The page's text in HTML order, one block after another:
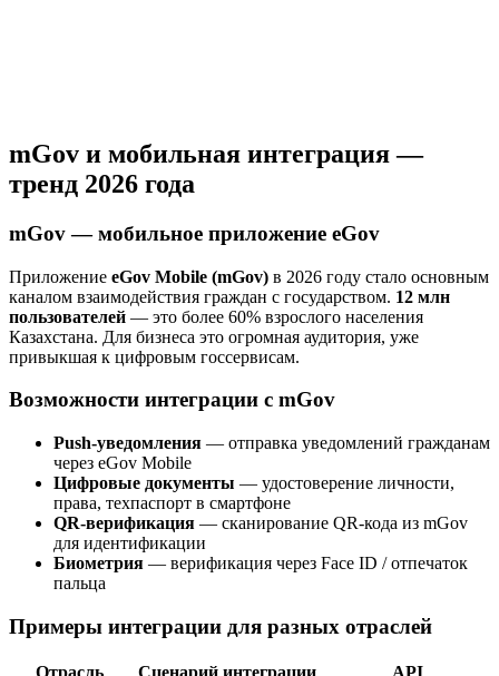
mGov и мобильная интеграция —
тренд 2026 года
mGov — мобильное приложение eGov
Приложение eGov Mobile (mGov) в 2026 году стало основным
каналом взаимодействия граждан с государством. 12 млн
пользователей — это более 60% взрослого населения
Казахстана. Для бизнеса это огромная аудитория, уже
привыкшая к цифровым госсервисам.
Возможности интеграции с mGov
Push-уведомления — отправка уведомлений гражданам
через eGov Mobile
Цифровые документы — удостоверение личности,
права, техпаспорт в смартфоне
QR-верификация — сканирование QR-кода из mGov
для идентификации
Биометрия — верификация через Face ID / отпечаток
пальца
Примеры интеграции для разных отраслей